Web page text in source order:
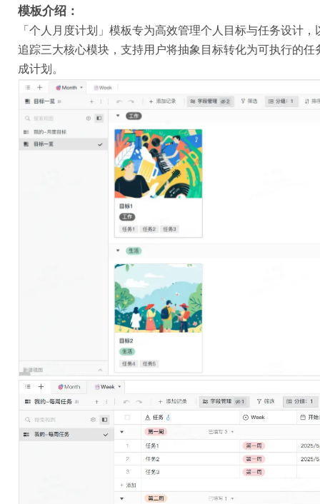
模板介绍：
「个人月度计划」模板专为高效管理个人目标与任务设计
追踪三大核心模块，支持用户将抽象目标转化为可执行的
成计划。